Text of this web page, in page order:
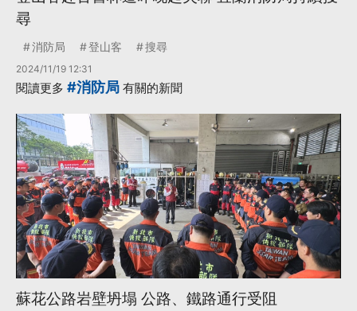
尋
消防局 登山客 搜尋
2024/11/19 12:31
閱讀更多 #消防局 有關的新聞
蘇花公路岩壁坍塌 公路、鐵路通行受阻